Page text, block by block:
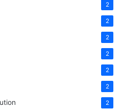
2
2
2
2
2
2
2